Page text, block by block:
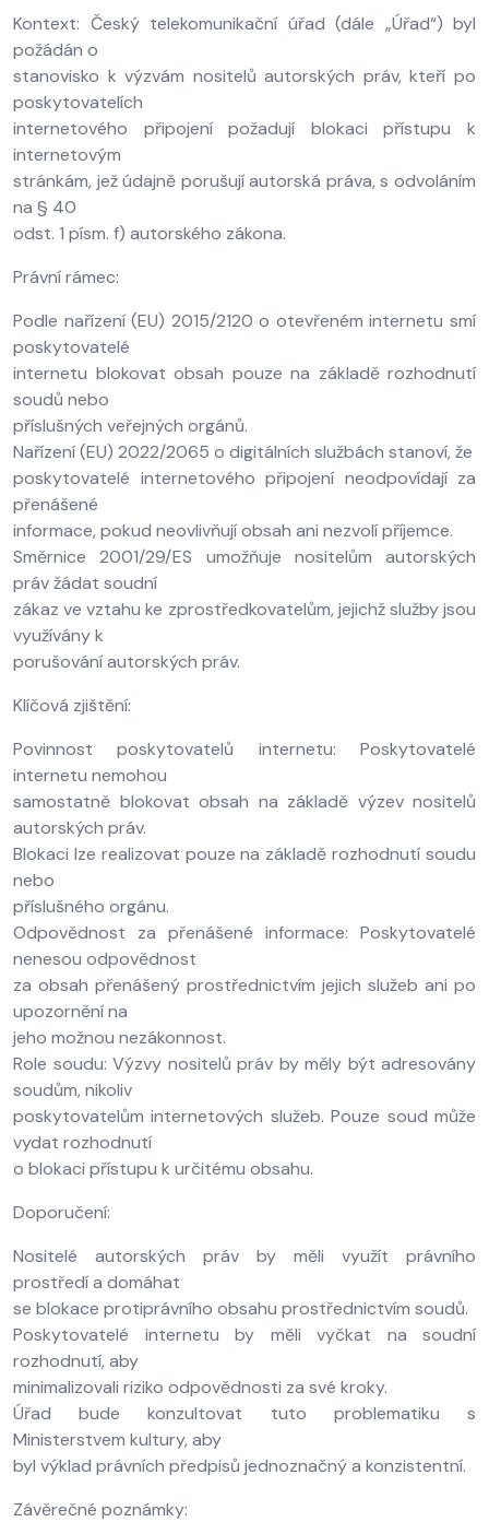
Kontext: Český telekomunikační úřad (dále „Úřad“) byl
požádán o
stanovisko k výzvám nositelů autorských práv, kteří po
poskytovatelích
internetového připojení požadují blokaci přístupu k
internetovým
stránkám, jež údajně porušují autorská práva, s odvoláním
na § 40
odst. 1 písm. f) autorského zákona.
Právní rámec:
Podle nařízení (EU) 2015/2120 o otevřeném internetu smí
poskytovatelé
internetu blokovat obsah pouze na základě rozhodnutí
soudů nebo
příslušných veřejných orgánů.
Nařízení (EU) 2022/2065 o digitálních službách stanoví, že
poskytovatelé internetového připojení neodpovídají za
přenášené
informace, pokud neovlivňují obsah ani nezvolí příjemce.
Směrnice 2001/29/ES umožňuje nositelům autorských
práv žádat soudní
zákaz ve vztahu ke zprostředkovatelům, jejichž služby jsou
využívány k
porušování autorských práv.
Klíčová zjištění:
Povinnost poskytovatelů internetu: Poskytovatelé
internetu nemohou
samostatně blokovat obsah na základě výzev nositelů
autorských práv.
Blokaci lze realizovat pouze na základě rozhodnutí soudu
nebo
příslušného orgánu.
Odpovědnost za přenášené informace: Poskytovatelé
nenesou odpovědnost
za obsah přenášený prostřednictvím jejich služeb ani po
upozornění na
jeho možnou nezákonnost.
Role soudu: Výzvy nositelů práv by měly být adresovány
soudům, nikoliv
poskytovatelům internetových služeb. Pouze soud může
vydat rozhodnutí
o blokaci přístupu k určitému obsahu.
Doporučení:
Nositelé autorských práv by měli využít právního
prostředí a domáhat
se blokace protiprávního obsahu prostřednictvím soudů.
Poskytovatelé internetu by měli vyčkat na soudní
rozhodnutí, aby
minimalizovali riziko odpovědnosti za své kroky.
Úřad bude konzultovat tuto problematiku s
Ministerstvem kultury, aby
byl výklad právních předpisů jednoznačný a konzistentní.
Závěrečné poznámky: